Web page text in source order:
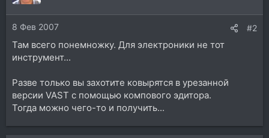
8 Фев 2007 #2
Там всего понемножку. Для электроники не тот
инструмент...
Разве только вы захотите ковырятся в урезанной
версии VAST с помощью компового эдитора.
Тогда можно чего-то и получить...